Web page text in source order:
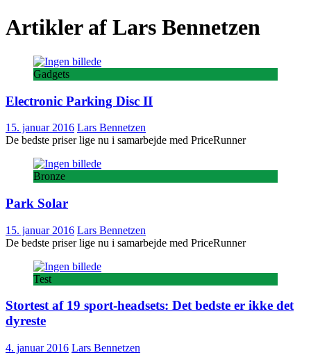
Artikler af Lars Bennetzen
Gadgets
Electronic Parking Disc II
15. januar 2016 Lars Bennetzen
De bedste priser lige nu i samarbejde med PriceRunner
Bronze
Park Solar
15. januar 2016 Lars Bennetzen
De bedste priser lige nu i samarbejde med PriceRunner
Test
Stortest af 19 sport-headsets: Det bedste er ikke det
dyreste
4. januar 2016 Lars Bennetzen